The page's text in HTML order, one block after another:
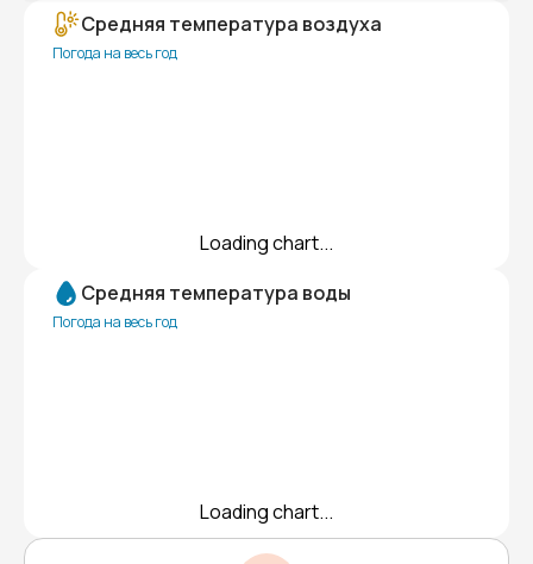
Средняя температура воздуха
Погода на весь год
Loading chart...
Средняя температура воды
Погода на весь год
Loading chart...